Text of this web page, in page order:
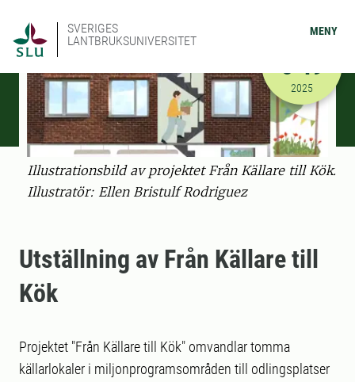
SVERIGES
LANTBRUKSUNIVERSITET
MENY
Illustrationsbild av projektet Från Källare till Kök.
Illustratör: Ellen Bristulf Rodriguez
2025-09-
6-19
2025
Utställning av Från Källare till
Kök
Projektet "Från Källare till Kök" omvandlar tomma
källarlokaler i miljonprogramsområden till odlingsplatser